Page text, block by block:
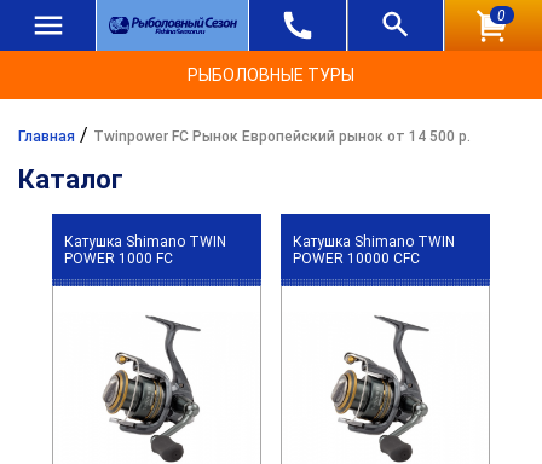
0
РЫБОЛОВНЫЕ ТУРЫ
Главная / Twinpower FC Рынок Европейский рынок от 14 500 р.
Каталог
Катушка Shimano TWIN
POWER 1000 FC
Катушка Shimano TWIN
POWER 10000 CFC